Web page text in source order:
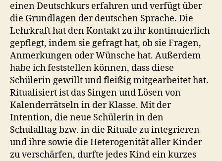
einen Deutschkurs erfahren und verfügt über
die Grundlagen der deutschen Sprache. Die
Lehrkraft hat den Kontakt zu ihr kontinuierlich
gepflegt, indem sie gefragt hat, ob sie Fragen,
Anmerkungen oder Wünsche hat. Außerdem
habe ich feststellen können, dass diese
Schülerin gewillt und fleißig mitgearbeitet hat.
Ritualisiert ist das Singen und Lösen von
Kalenderrätseln in der Klasse. Mit der
Intention, die neue Schülerin in den
Schulalltag bzw. in die Rituale zu integrieren
und ihre sowie die Heterogenität aller Kinder
zu verschärfen, durfte jedes Kind ein kurzes